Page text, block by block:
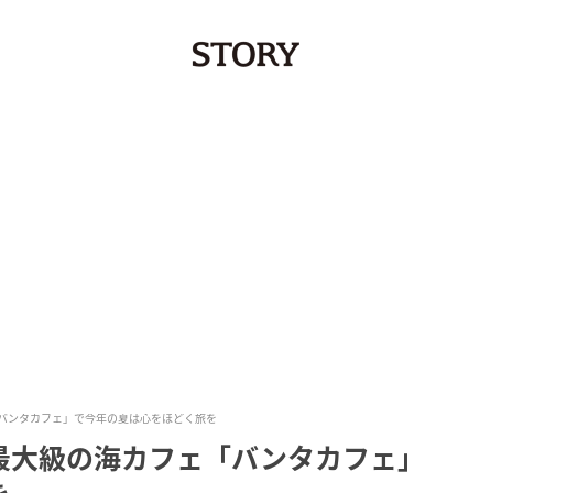
ンタカフェ」で今年の夏は心をほどく旅を
級の海カフェ「バンタカフェ」